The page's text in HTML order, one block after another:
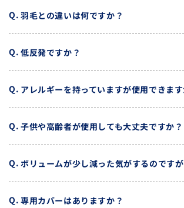
羽毛との違いは何ですか？
低反発ですか？
アレルギーを持っていますが使用できます
子供や高齢者が使用しても大丈夫ですか？
ボリュームが少し減った気がするのですが
専用カバーはありますか？